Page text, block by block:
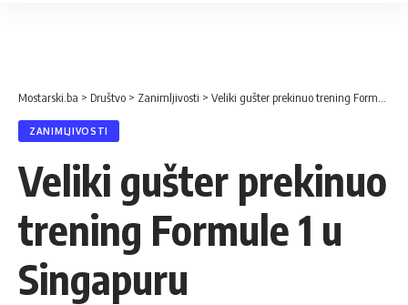
Mostarski.ba > Društvo > Zanimljivosti > Veliki gušter prekinuo trening Formule 1 u Singapuru
ZANIMLJIVOSTI
Veliki gušter prekinuo
trening Formule 1 u
Singapuru